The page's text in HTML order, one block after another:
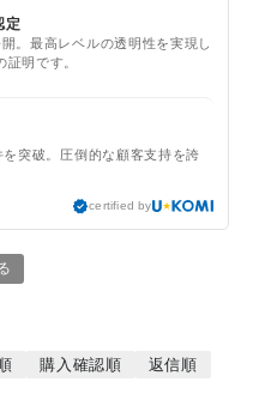
定
。最高レベルの透明性を実現し
証明です。
突破。圧倒的な顧客支持を誇
certified by
購入確認順
返信順